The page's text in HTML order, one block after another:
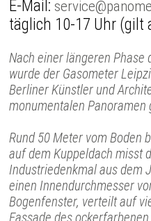
E-Mail:
täglich 10-17 Uhr (gilt
Nach einer längeren
wurde der Gasometer
Berliner Künstler und
monumentalen Panoramen
Rund 50 Meter vom Boden
auf dem Kuppeldach misst
Industriedenkmal aus dem
einen Innendurchmesser
Bogenfenster, verteilt auf
Fassade des